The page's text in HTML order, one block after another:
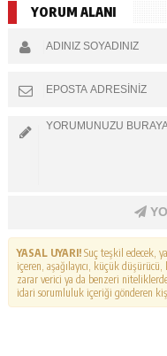
YORUM ALANI
YASAL UYARI!Suç teşkil edecek,
içeren, aşağılayıcı, küçük
zarar verici ya da benzeri
idari sorumluluk içeriği gönderen